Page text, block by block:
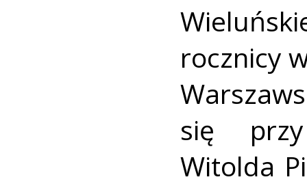
rocznicy
się
Witolda